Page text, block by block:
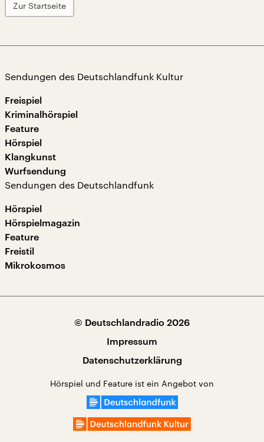
Zur Startseite
Sendungen des Deutschlandfunk Kultur
Freispiel
Kriminalhörspiel
Feature
Hörspiel
Klangkunst
Wurfsendung
Sendungen des Deutschlandfunk
Hörspiel
Hörspielmagazin
Feature
Freistil
Mikrokosmos
© Deutschlandradio 2026
Impressum
Datenschutzerklärung
Hörspiel und Feature ist ein Angebot von